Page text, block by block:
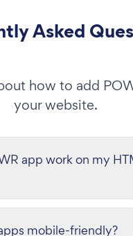
Asked
how to add
your website.
app work on my
mobile-friendly?